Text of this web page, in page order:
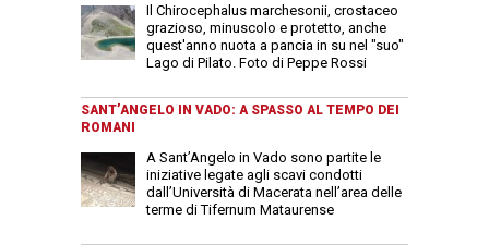
Il Chirocephalus marchesonii, crostaceo
grazioso, minuscolo e protetto, anche
quest'anno nuota a pancia in su nel "suo"
Lago di Pilato. Foto di Peppe Rossi
SANT’ANGELO IN VADO: A SPASSO AL TEMPO DEI
ROMANI
A Sant’Angelo in Vado sono partite le
iniziative legate agli scavi condotti
dall’Università di Macerata nell’area delle
terme di Tifernum Mataurense